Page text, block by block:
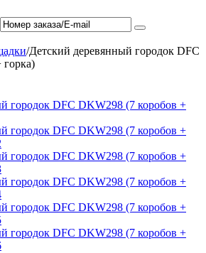
/Детский деревянный городок DFC